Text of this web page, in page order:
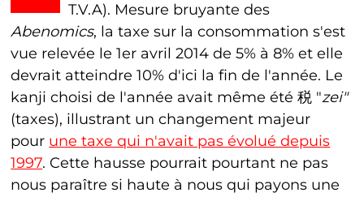
T.V.A). Mesure bruyante des
Abenomics, la taxe sur la consommation s'est
vue relevée le 1er avril 2014 de 5% à 8% et elle
devrait atteindre 10% d'ici la fin de l'année. Le
kanji choisi de l'année avait même été 税 "zei"
(taxes), illustrant un changement majeur
pour une taxe qui n'avait pas évolué depuis
1997. Cette hausse pourrait pourtant ne pas
nous paraître si haute à nous qui payons une